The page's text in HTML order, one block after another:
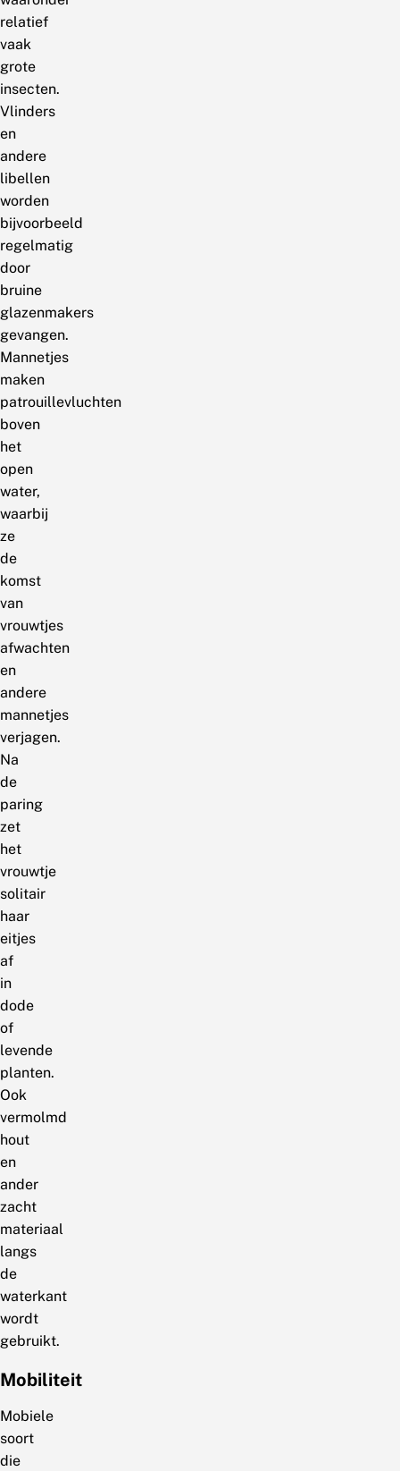
relatief
vaak
grote
insecten.
Vlinders
en
andere
libellen
worden
bijvoorbeeld
regelmatig
door
bruine
glazenmakers
gevangen.
Mannetjes
maken
patrouillevluchten
boven
het
open
water,
waarbij
ze
de
komst
van
vrouwtjes
afwachten
en
andere
mannetjes
verjagen.
Na
de
paring
zet
het
vrouwtje
solitair
haar
eitjes
af
in
dode
of
levende
planten.
Ook
vermolmd
hout
en
ander
zacht
materiaal
langs
de
waterkant
wordt
gebruikt.
Mobiliteit
Mobiele
soort
die